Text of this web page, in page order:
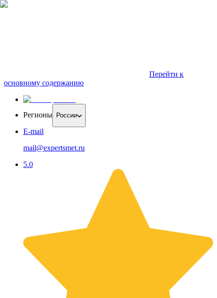
Перейти к
основному содержанию
Регионы России
E-mail
mail@expertsmet.ru
5.0